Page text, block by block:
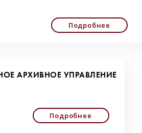
Подробнее
АРХИВНОЕ УПРАВЛЕНИЕ
Подробнее